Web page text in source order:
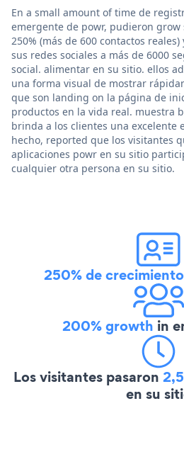
En a small amount of time de
emergente de powr, pudieron grow
250% (más de 600 contactos
sus redes sociales a más de 6000
social. alimentar en su sitio. ellos
una forma visual de mostrar
que son landing on la página de
productos en la vida real. muestra
brinda a los clientes una excelente
hecho, reported que los visitantes
aplicaciones powr en su sitio
cualquier otra persona en su sitio.
250% de crecimiento
200% growth in
Los visitantes pasaron
en su